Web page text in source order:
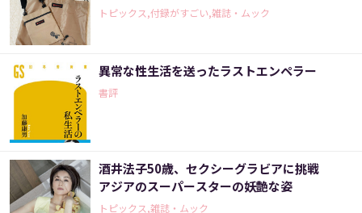
トピックス,付録がすごい,雑誌・ムック
異常な性生活を送ったラストエンペラー
書評
酒井法子50歳、セクシーグラビアに挑戦
アジアのスーパースターの妖艶な姿
トピックス,雑誌・ムック